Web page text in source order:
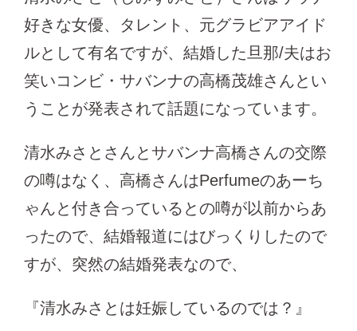
好きな女優、タレント、元グラビアアイド
ルとして有名ですが、結婚した旦那/夫はお
笑いコンビ・サバンナの高橋茂雄さんとい
うことが発表されて話題になっています。
清水みさとさんとサバンナ高橋さんの交際
の噂はなく、高橋さんはPerfumeのあーち
ゃんと付き合っているとの噂が以前からあ
ったので、結婚報道にはびっくりしたので
すが、突然の結婚発表なので、
『清水みさとは妊娠しているのでは？』